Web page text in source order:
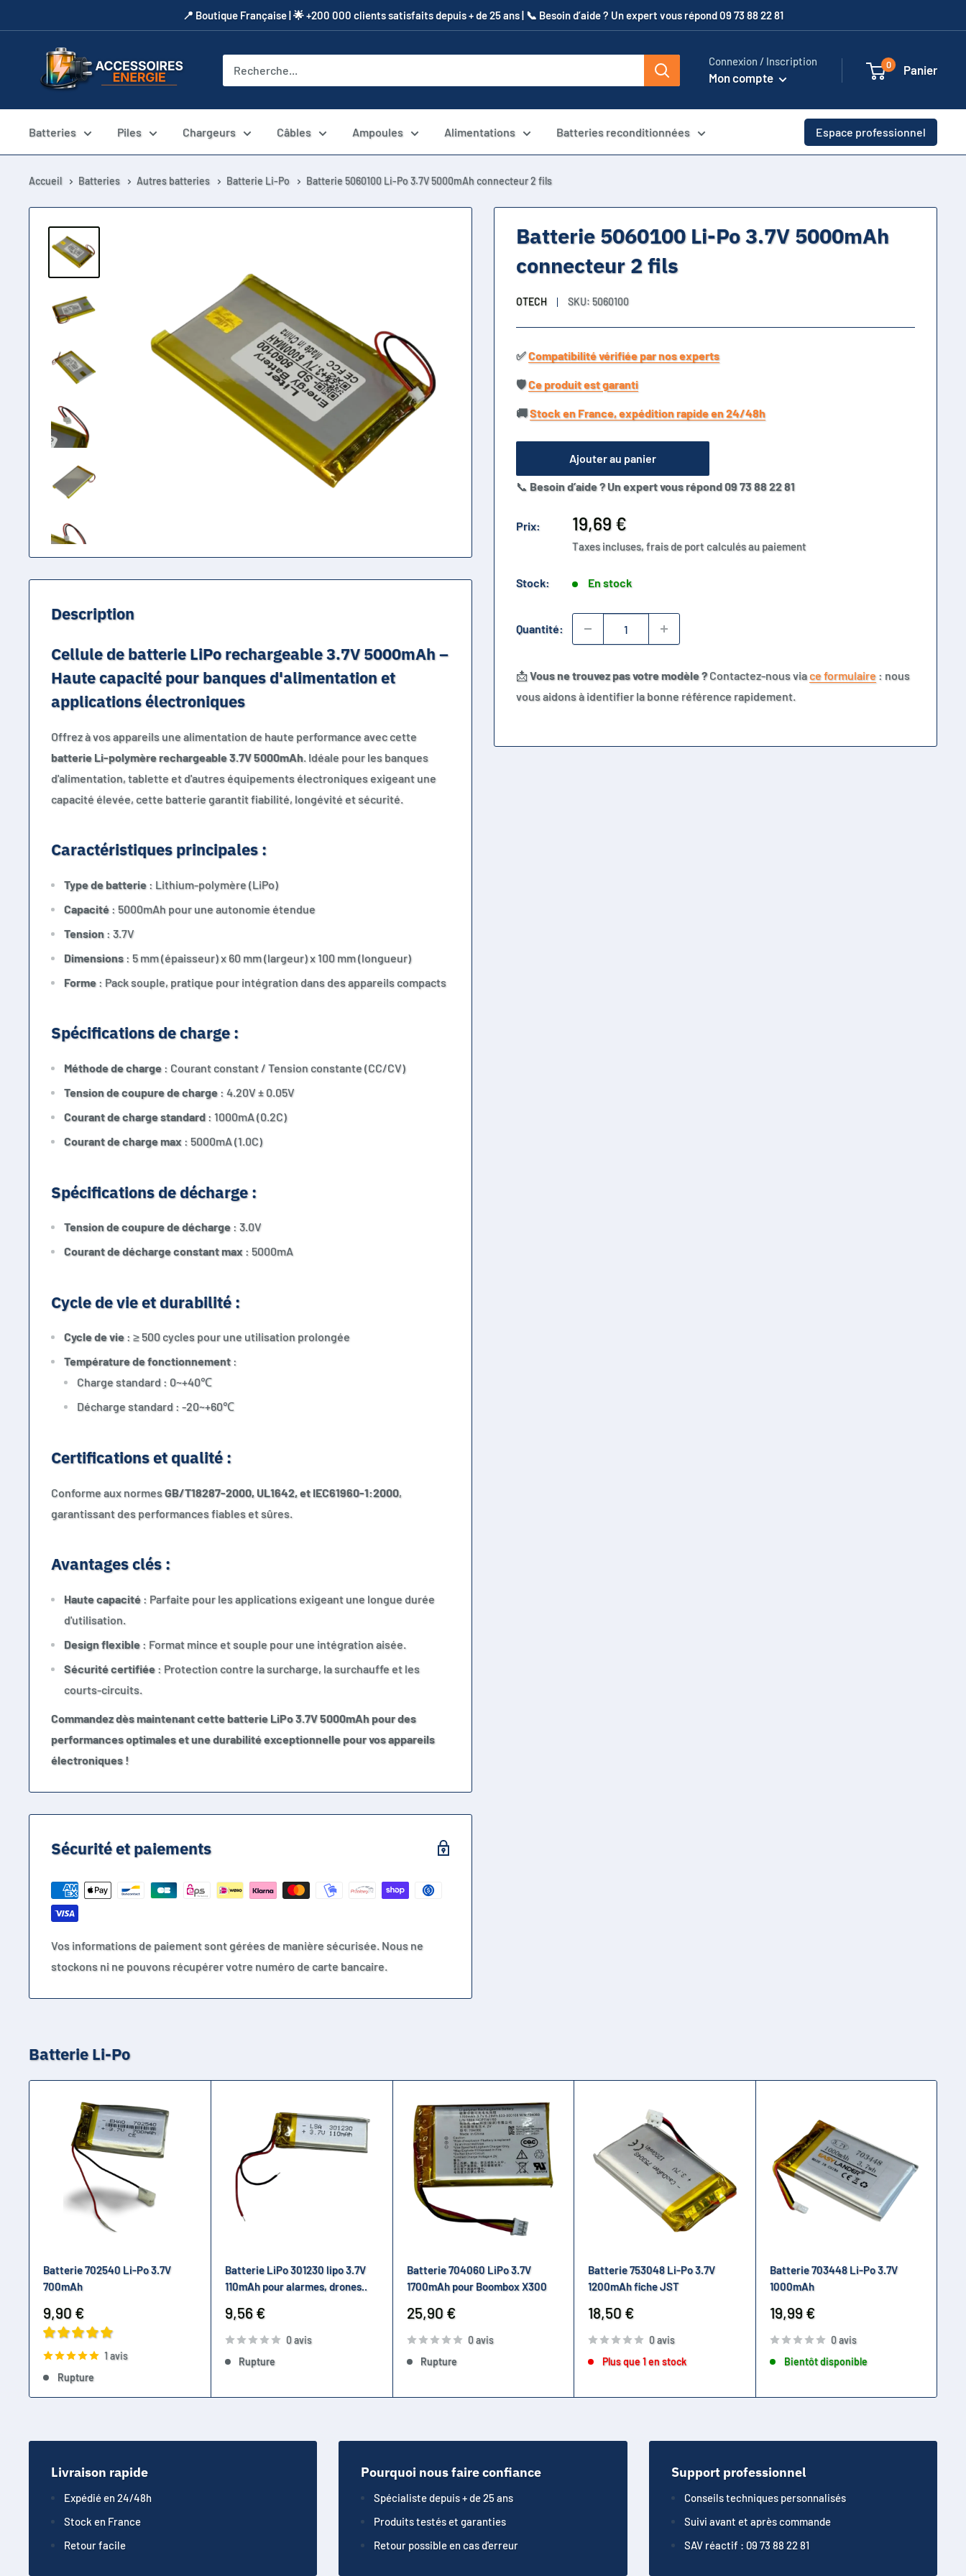
au
​📍​ Boutique Française | 🌟 +200 000 clients satisfaits depuis + de 25 ans | 📞​ Besoin d’aide ? Un expert vous répond 09 73 88 22 81
Accessoires
Energie
Connexion / Inscription
Mon compte
0 Panier
Batteries Piles Chargeurs Câbles Ampoules Alimentations Batteries reconditionnées Espace professionnel
Accueil Batteries Autres batteries Batterie Li-Po Batterie 5060100 Li-Po 3.7V 5000mAh connecteur 2 fils
Batterie 5060100 Li-Po 3.7V 5000mAh
connecteur 2 fils
OTECH SKU: 5060100
✅​Compatibilité vérifiée par nos experts
🛡️​Ce produit est garanti
🚚​Stock en France, expédition rapide en 24/48h
Ajouter au panier
📞 Besoin d’aide ? Un expert vous répond 09 73 88 22 81
Prix:
Prix
réduit
19,69 €
Taxes incluses, frais de port calculés au paiement
Stock: En stock
Quantité:
📩Vous ne trouvez pas votre modèle ?Contactez-nous viace formulaire : nous
vous aidons à identifier la bonne référence rapidement.
Description
Cellule de batterie LiPo rechargeable 3.7V 5000mAh –
Haute capacité pour banques d'alimentation et
applications électroniques
Offrez à vos appareils une alimentation de haute performance avec cette
batterie Li-polymère rechargeable 3.7V 5000mAh . Idéale pour les banques
d'alimentation, tablette et d'autres équipements électroniques exigeant une
capacité élevée, cette batterie garantit fiabilité, longévité et sécurité.
Caractéristiques principales :
Type de batterie : Lithium-polymère (LiPo)
Capacité : 5000mAh pour une autonomie étendue
Tension : 3.7V
Dimensions: 5 mm (épaisseur) x 60 mm (largeur) x 100 mm (longueur)
Forme : Pack souple, pratique pour intégration dans des appareils compacts
Spécifications de charge :
Méthode de charge : Courant constant / Tension constante (CC/CV)
Tension de coupure de charge : 4.20V ± 0.05V
Courant de charge standard: 1000mA (0.2C)
Courant de charge max : 5000mA (1.0C)
Spécifications de décharge :
Tension de coupure de décharge : 3.0V
Courant de décharge constant max : 5000mA
Cycle de vie et durabilité :
Cycle de vie : ≥ 500 cycles pour une utilisation prolongée
Température de fonctionnement:
Charge standard : 0~+40℃
Décharge standard : -20~+60℃
Certifications et qualité :
Conforme aux normesGB/T18287-2000, UL1642, et IEC61960-1:2000,
garantissant des performances fiables et sûres.
Avantages clés :
Haute capacité : Parfaite pour les applications exigeant une longue durée
d'utilisation.
Design flexible : Format mince et souple pour une intégration aisée.
Sécurité certifiée : Protection contre la surcharge, la surchauffe et les
courts-circuits.
Commandez dès maintenant cette batterie LiPo 3.7V 5000mAh pour des
performances optimales et une durabilité exceptionnelle pour vos appareils
électroniques !
Sécurité et paiements
Vos informations de paiement sont gérées de manière sécurisée. Nous ne
stockons ni ne pouvons récupérer votre numéro de carte bancaire.
Batterie Li-Po
Batterie 702540 Li-Po 3.7V
700mAh
Prix
réduit
9,90 €
1 avis
Rupture
Batterie LiPo 301230 lipo 3.7V
110mAh pour alarmes, drones..
Prix
réduit
9,56 €
0 avis
Rupture
Batterie 704060 LiPo 3.7V
1700mAh pour Boombox X300
Prix
réduit
25,90 €
0 avis
Rupture
Batterie 753048 Li-Po 3.7V
1200mAh fiche JST
Prix
réduit
18,50 €
0 avis
Plus que 1 en stock
Batterie 703448 Li-Po 3.7V
1000mAh
Prix
réduit
19,99 €
0 avis
Bientôt disponible
Livraison rapide
Expédié en 24/48h
Stock en France
Retour facile
Pourquoi nous faire confiance
Spécialiste depuis + de 25 ans
Produits testés et garanties
Retour possible en cas d'erreur
Support professionnel
Conseils techniques personnalisés
Suivi avant et après commande
SAV réactif : 09 73 88 22 81